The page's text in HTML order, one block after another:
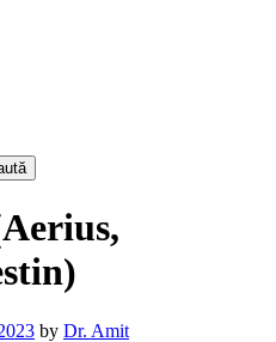
by Dr. Amit